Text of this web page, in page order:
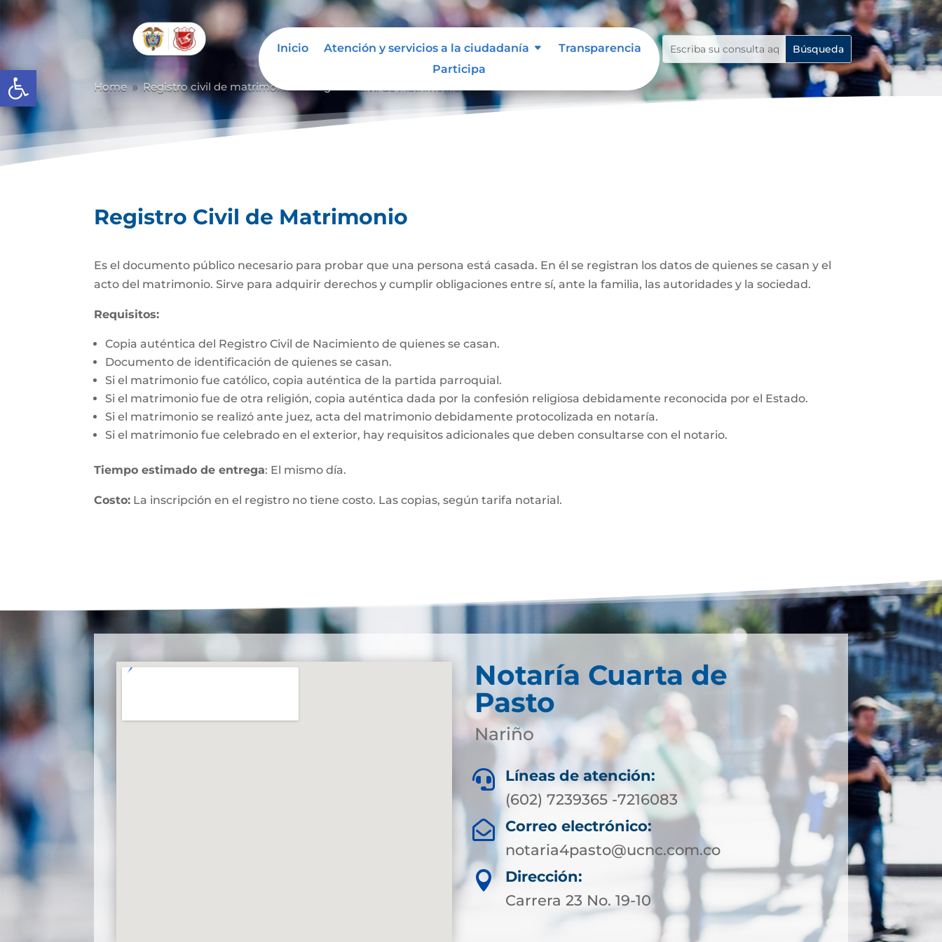
Abrir barra de herramientas
Inicio Atención y servicios a la ciudadanía
Transparencia
Participa
Home 9 Registro civil de matrimonio
Registro Civil de Matrimonio
Es el documento público necesario para probar que una persona está casada. En él se registran los datos de quienes se casan y el
acto del matrimonio. Sirve para adquirir derechos y cumplir obligaciones entre sí, ante la familia, las autoridades y la sociedad.
Requisitos:
Copia auténtica del Registro Civil de Nacimiento de quienes se casan.
Documento de identificación de quienes se casan.
Si el matrimonio fue católico, copia auténtica de la partida parroquial.
Si el matrimonio fue de otra religión, copia auténtica dada por la confesión religiosa debidamente reconocida por el Estado.
Si el matrimonio se realizó ante juez, acta del matrimonio debidamente protocolizada en notaría.
Si el matrimonio fue celebrado en el exterior, hay requisitos adicionales que deben consultarse con el notario.
Tiempo estimado de entrega: El mismo día.
Costo: La inscripción en el registro no tiene costo. Las copias, según tarifa notarial.
Notaría Cuarta de
Pasto
Nariño

Líneas de atención:
(602) 7239365 -7216083

Correo electrónico:
notaria4pasto@ucnc.com.co

Dirección:
Carrera 23 No. 19-10